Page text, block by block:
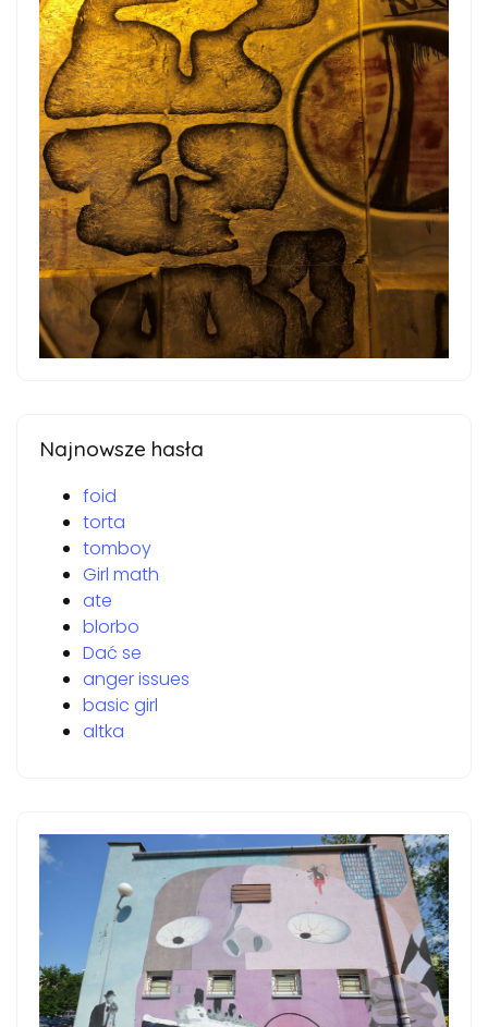
Najnowsze hasła
foid
torta
tomboy
Girl math
ate
blorbo
Dać se
anger issues
basic girl
altka